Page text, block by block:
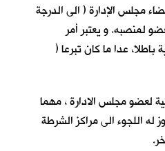
مجلس الإدارة ( الى الدرجة
لمنصبه. و يعتبر أمر
باطلا، عدا ما كان تبرعا (
لعضو مجلس الادارة ، مهما
اللجوء الى مراكز الشرطة